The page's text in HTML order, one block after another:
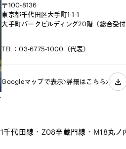
〒100-8136
東京都千代田区大手町1-1-1
大手町パークビルディング20階（総合受付
TEL：03-6775-1000（代表）
Googleマップで表示 詳細はこちら
千代田線・Z08半蔵門線・M18丸